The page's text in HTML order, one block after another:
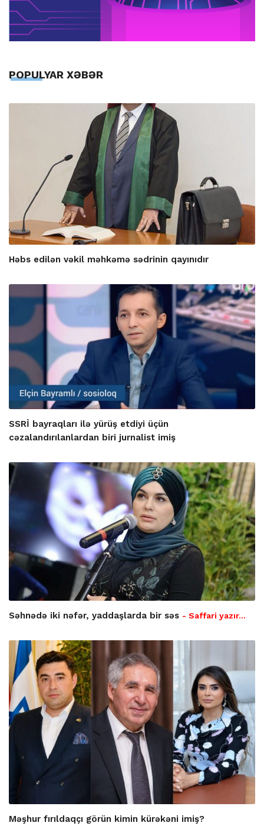
POPULYAR XƏBƏR
Həbs edilən vəkil məhkəmə sədrinin qayınıdır
SSRİ bayraqları ilə yürüş etdiyi üçün
cəzalandırılanlardan biri jurnalist imiş
Səhnədə iki nəfər, yaddaşlarda bir səs - Saffari yazır…
Məşhur fırıldaqçı görün kimin kürəkəni imiş?